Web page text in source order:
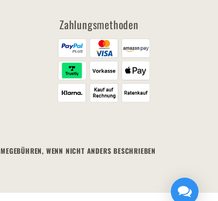
Zahlungsmethoden
WENN NICHT ANDERS BESCHRIEBEN